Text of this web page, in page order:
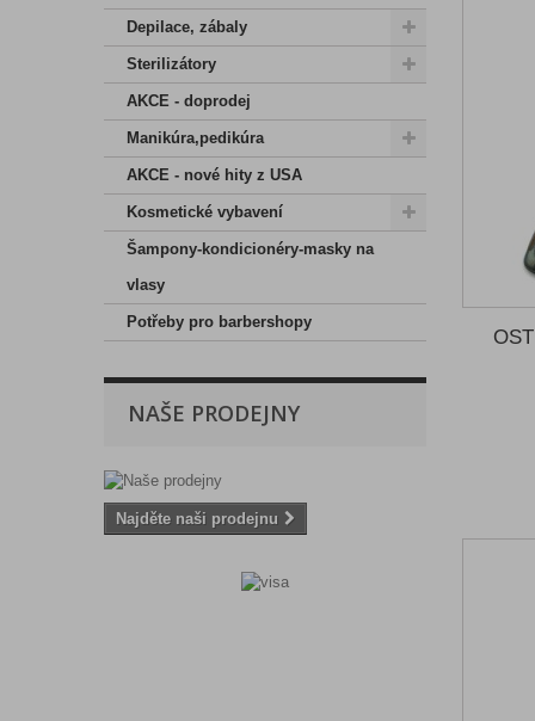
Depilace, zábaly
Sterilizátory
AKCE - doprodej
Manikúra,pedikúra
AKCE - nové hity z USA
Kosmetické vybavení
Šampony-kondicionéry-masky na
vlasy
Potřeby pro barbershopy
NAŠE PRODEJNY
Najděte naši prodejnu